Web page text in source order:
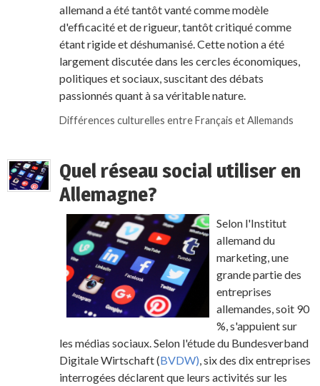
allemand a été tantôt vanté comme modèle
d'efficacité et de rigueur, tantôt critiqué comme
étant rigide et déshumanisé. Cette notion a été
largement discutée dans les cercles économiques,
politiques et sociaux, suscitant des débats
passionnés quant à sa véritable nature.
Différences culturelles entre Français et Allemands
Quel réseau social utiliser en
Allemagne?
Selon l'Institut
allemand du
marketing, une
grande partie des
entreprises
allemandes, soit 90
%, s'appuient sur
les médias sociaux. Selon l'étude du Bundesverband
Digitale Wirtschaft (BVDW) , six des dix entreprises
interrogées déclarent que leurs activités sur les